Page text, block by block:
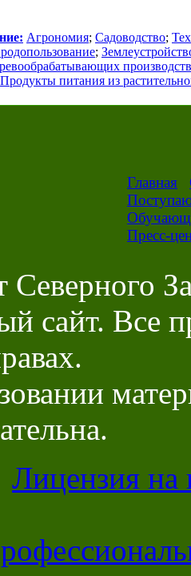
Агрономия; Садоводство;
;
производств
Продукты питания из
Главная
Пресс-
Северного
сайт. Все
Лицензия на